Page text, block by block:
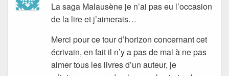
La saga Malausène je n’ai pas eu l’occasion
de la lire et j’aimerais…
Merci pour ce tour d’horizon concernant cet
écrivain, en fait il n’y a pas de mal à ne pas
aimer tous les livres d’un auteur, je